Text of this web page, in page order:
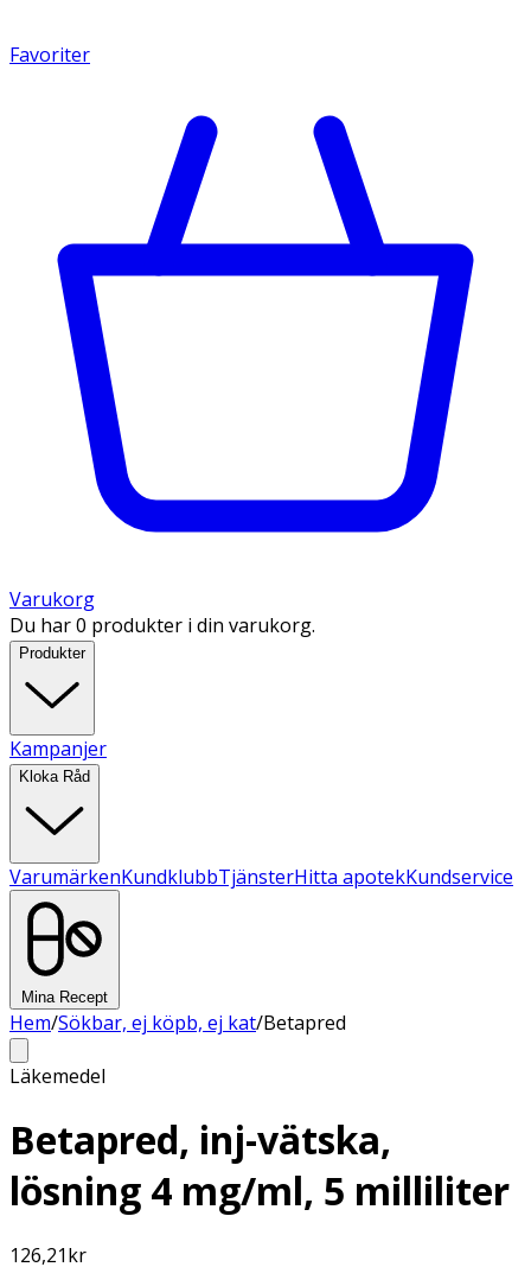
Favoriter
Varukorg
Du har 0 produkter i din varukorg.
Produkter
Kampanjer
Kloka Råd
VarumärkenKundklubbTjänsterHitta apotekKundservice
Mina Recept
Hem/Sökbar, ej köpb, ej kat/Betapred
Läkemedel
Betapred, inj-vätska,
lösning 4 mg/ml, 5 milliliter
126,21kr